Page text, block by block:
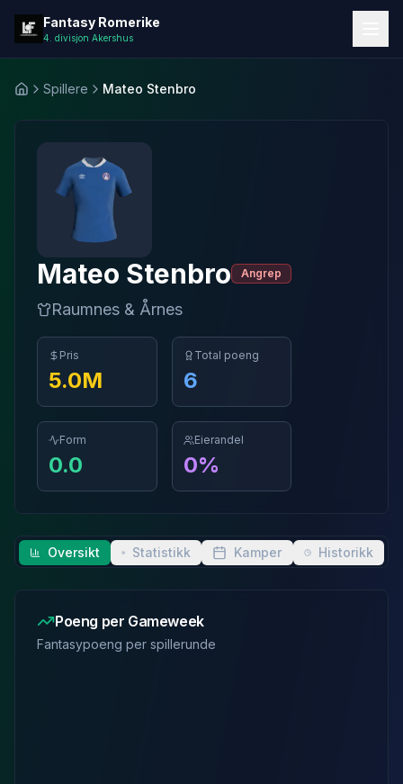
Fantasy Romerike
4. divisjon Akershus
Hjem Spillere Mateo Stenbro
Mateo Stenbro Angrep
Raumnes & Årnes
Pris
5.0M
Total poeng
6
Form
0.0
Eierandel
0%
Oversikt Statistikk Kamper Historikk
Poeng per Gameweek
Fantasypoeng per spillerunde
Fantasy Romerike